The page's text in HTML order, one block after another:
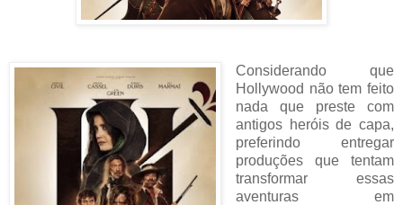
Considerando que
Hollywood não tem feito
nada que preste com
antigos heróis de capa,
preferindo entregar
produções que tentam
transformar essas
aventuras em